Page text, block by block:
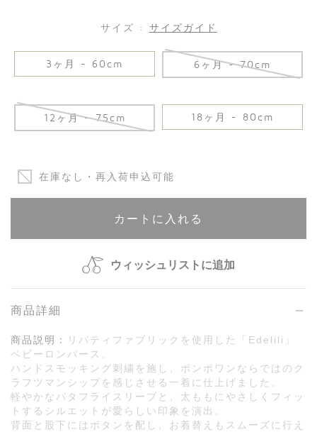
サイズ : サイズガイド
3ヶ月 - 60cm 6ヶ月 - 70cm
12ヶ月 - 75cm 18ヶ月 - 80cm
在庫なし・再入荷申込可能
カートに入れる
ウィッシュリストに追加
商品詳細
商品説明：
リバティファブリックを使用した「Edelili」
ベビーロンパース。
ハンドスモッキング刺繍を施し、ボンポワンならではのク
ラフツマンシップを感じさせる一着に仕上げました。
軽やかなバタフライスリーブと、太ももにやさしくフィッ
トするシルエットが愛らしい印象を演出。
背面と股下にはボタンを配し、お着替えもスムーズに行え